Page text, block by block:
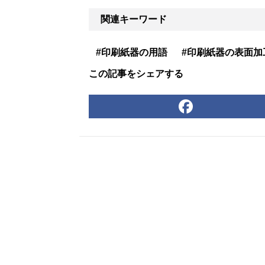
関連キーワード
#印刷紙器の用語 #印刷紙器の表面加
この記事をシェアする